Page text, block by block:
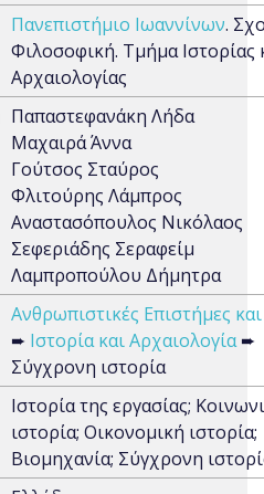
Πανεπιστήμιο Ιωαννίνων.
Φιλοσοφική. Τμήμα Ιστορίας
Αρχαιολογίας
Παπαστεφανάκη Λήδα
Μαχαιρά Άννα
Γούτσος Σταύρος
Φλιτούρης Λάμπρος
Αναστασόπουλος Νικόλαος
Σεφεριάδης Σεραφείμ
Λαμπροπούλου Δήμητρα
Ανθρωπιστικές Επιστήμες
➨ Ιστορία και Αρχαιολογία➨
Σύγχρονη ιστορία
Ιστορία της εργασίας;
ιστορία; Οικονομική ιστορία;
Βιομηχανία; Σύγχρονη